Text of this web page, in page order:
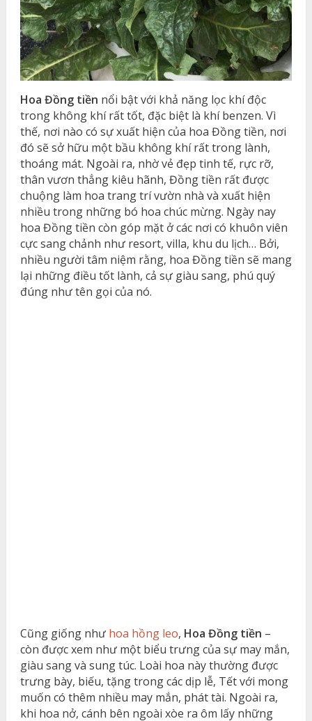
Hoa Đồng tiền nổi bật với khả năng lọc khí độc
trong không khí rất tốt, đặc biệt là khí benzen. Vì
thế, nơi nào có sự xuất hiện của hoa Đồng tiền, nơi
đó sẽ sở hữu một bầu không khí rất trong lành,
thoáng mát. Ngoài ra, nhờ vẻ đẹp tinh tế, rực rỡ,
thân vươn thẳng kiêu hãnh, Đồng tiền rất được
chuộng làm hoa trang trí vườn nhà và xuất hiện
nhiều trong những bó hoa chúc mừng. Ngày nay
hoa Đồng tiền còn góp mặt ở các nơi có khuôn viên
cực sang chảnh như resort, villa, khu du lịch… Bởi,
nhiều người tâm niệm rằng, hoa Đồng tiền sẽ mang
lại những điều tốt lành, cả sự giàu sang, phú quý
đúng như tên gọi của nó.
Cũng giống như hoa hồng leo, Hoa Đồng tiền –
còn được xem như một biểu trưng của sự may mắn,
giàu sang và sung túc. Loài hoa này thường được
trưng bày, biếu, tặng trong các dịp lễ, Tết với mong
muốn có thêm nhiều may mắn, phát tài. Ngoài ra,
khi hoa nở, cánh bên ngoài xòe ra ôm lấy những